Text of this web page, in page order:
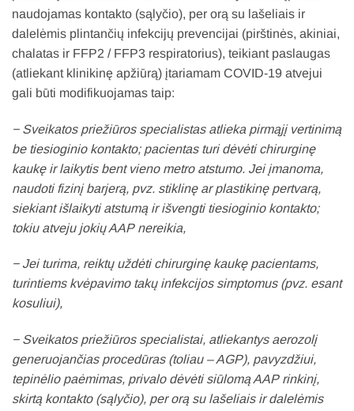
naudojamas kontakto (sąlyčio), per orą su lašeliais ir
dalelėmis plintančių infekcijų prevencijai (pirštinės, akiniai,
chalatas ir FFP2 / FFP3 respiratorius), teikiant paslaugas
(atliekant klinikinę apžiūrą) įtariamam COVID-19 atvejui
gali būti modifikuojamas taip:
− Sveikatos priežiūros specialistas atlieka pirmąjį vertinimą
be tiesioginio kontakto; pacientas turi dėvėti chirurginę
kaukę ir laikytis bent vieno metro atstumo. Jei įmanoma,
naudoti fizinį barjerą, pvz. stiklinę ar plastikinę pertvarą,
siekiant išlaikyti atstumą ir išvengti tiesioginio kontakto;
tokiu atveju jokių AAP nereikia,
− Jei turima, reiktų uždėti chirurginę kaukę pacientams,
turintiems kvėpavimo takų infekcijos simptomus (pvz. esant
kosuliui),
− Sveikatos priežiūros specialistai, atliekantys aerozolį
generuojančias procedūras (toliau – AGP), pavyzdžiui,
tepinėlio paėmimas, privalo dėvėti siūlomą AAP rinkinį,
skirtą kontakto (sąlyčio), per orą su lašeliais ir dalelėmis